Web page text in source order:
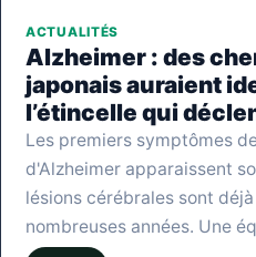
ACTUALITÉS
Alzheimer : des
japonais auraient
l’étincelle qui
Les premiers symptômes
d'Alzheimer apparaissent
lésions cérébrales sont
nombreuses années. Une